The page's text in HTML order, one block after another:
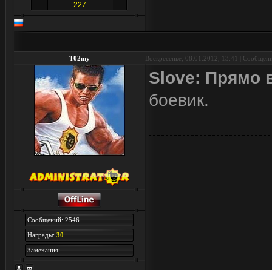
227
T02my Воскресенье, 08.01.2012, 13:41 |
Сообщений: 2546
Награды: 30
Замечания:
Slove: Прямо
боевик.